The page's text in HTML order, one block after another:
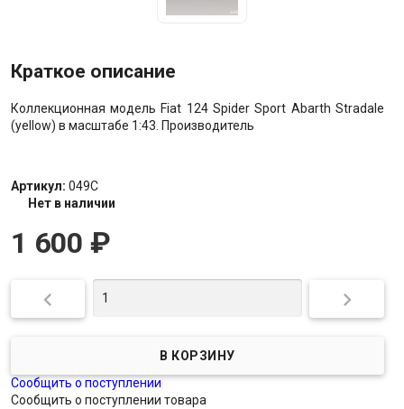
Краткое описание
Коллекционная модель Fiat 124 Spider Sport Abarth Stradale
(yellow) в масштабе 1:43. Производитель
Артикул: 049С
Нет в наличии
1 600 ₽
 
Сообщить о поступлении
Сообщить о поступлении товара